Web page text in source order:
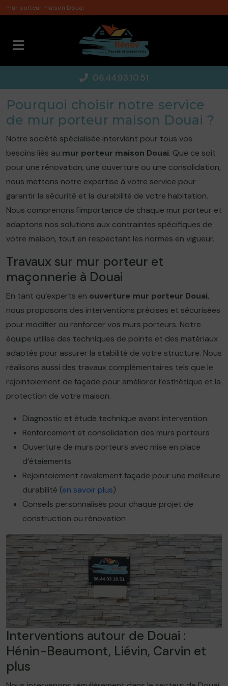
mur porteur maison Douai
06.44.93.10.51
Pourquoi choisir notre service
de mur porteur maison Douai ?
Notre société spécialisée intervient pour tous vos
besoins liés au mur porteur maison Douai. Que ce soit
pour une rénovation, une ouverture ou une consolidation,
nous mettons notre expertise à votre service pour
garantir la sécurité et la durabilité de votre habitation.
Nous comprenons l'importance de chaque mur porteur et
adaptons nos solutions aux contraintes spécifiques de
votre maison, tout en respectant les normes en vigueur.
Travaux sur mur porteur et
maçonnerie à Douai
En tant qu’experts en ouverture mur porteur Douai,
nous proposons des interventions précises et sécurisées
pour modifier ou renforcer vos murs porteurs. Notre
équipe utilise des techniques de pointe et des matériaux
adaptés pour assurer la stabilité de votre structure. Nous
réalisons aussi des travaux complémentaires tels que le
rejointoiement de façade pour améliorer l’esthétique et la
protection de votre maison.
Diagnostic et étude technique avant intervention
Renforcement et consolidation des murs porteurs
Ouverture de murs porteurs avec mise en place
d’étaiements
Rejointoiement ravalement façade pour une meilleure
durabilité (en savoir plus)
Conseils personnalisés pour chaque projet de
construction ou rénovation
Interventions autour de Douai :
Hénin-Beaumont, Liévin, Carvin et
plus
Panneau de gestion des cookies